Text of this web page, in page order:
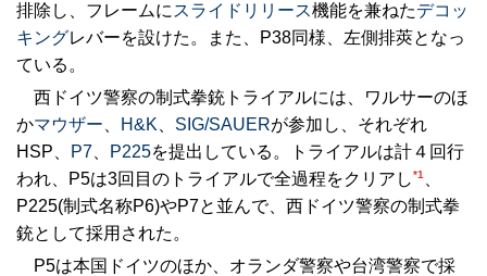
排除し、フレームに スライドリリース機能を兼ねたデコッ
キングレバーを設けた。また、P38同様、左側排莢となっ
ている。
西ドイツ警察の制式拳銃トライアルには、ワルサーのほ
かマウザー H&K SIG/SAUERが参加し、それぞれ
HSP、
P7 P225を提出している。トライアルは計４回行
われ、P5は3回目のトライアルで全過程をクリアし*1
P225(制式名称P6)やP7と並んで、西ドイツ警察の制式拳
銃として採用された。
P5は本国ドイツのほか、オランダ警察や台湾警察で採